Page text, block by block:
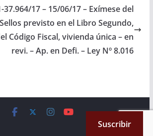
y
37.964/17 – 15/06/17 – Exímese del
previsto en el Libro Segundo,
Código Fiscal, vivienda única – en
revi. – Ap. en Defi. – Ley Nº 8.016
. All rights reserved.
Suscribir